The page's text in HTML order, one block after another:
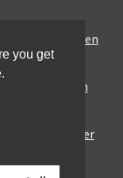
Touring-Reifen
den urbanen
Optik mit solider
you get